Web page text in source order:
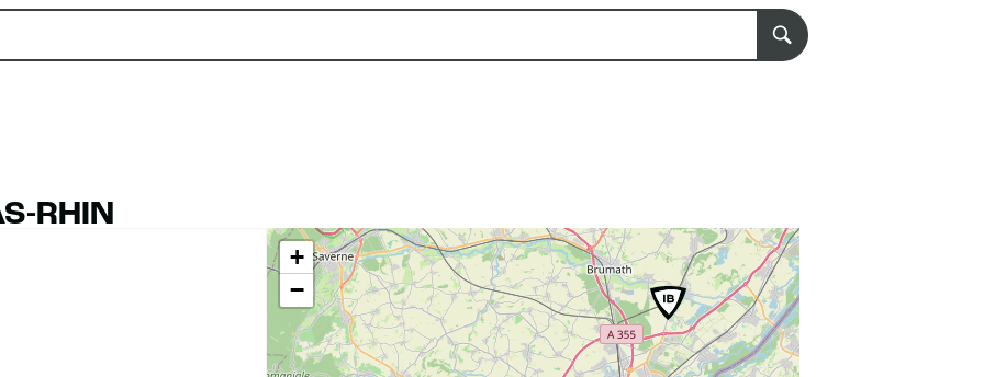
RHIN
+
−